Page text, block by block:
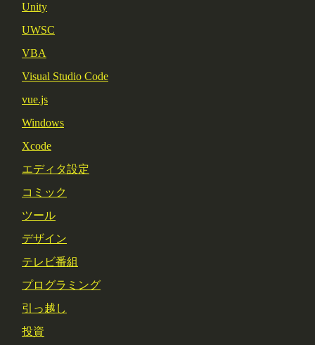
Unity
UWSC
VBA
Visual Studio Code
vue.js
Windows
Xcode
エディタ設定
コミック
ツール
デザイン
テレビ番組
プログラミング
引っ越し
投資